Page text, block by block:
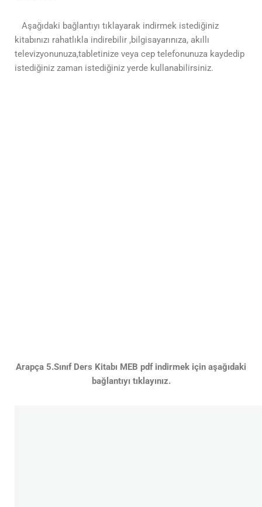
Aşağıdaki bağlantıyı tıklayarak indirmek istediğiniz
kitabınızı rahatlıkla indirebilir ,bilgisayarınıza, akıllı
televizyonunuza,tabletinize veya cep telefonunuza kaydedip
istediğiniz zaman istediğiniz yerde kullanabilirsiniz.
Arapça 5.Sınıf Ders Kitabı MEB pdf indirmek için aşağıdaki
bağlantıyı tıklayınız.